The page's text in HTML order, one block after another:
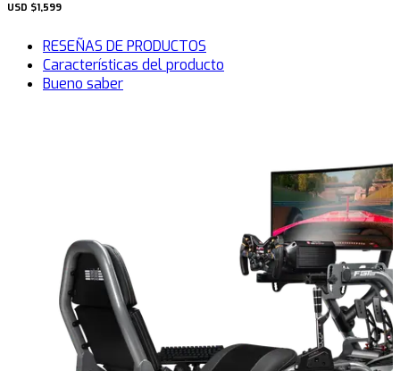
USD $1,599
RESEÑAS DE PRODUCTOS
Características del producto
Bueno saber